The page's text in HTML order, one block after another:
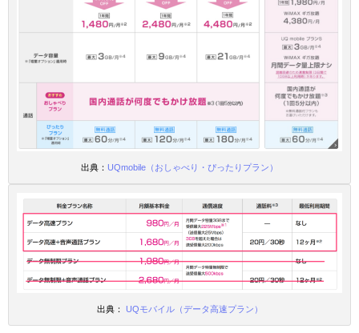
出典： UQmobile（おしゃべり・ぴったりプラン）
出典： UQモバイル（データ高速プラン）